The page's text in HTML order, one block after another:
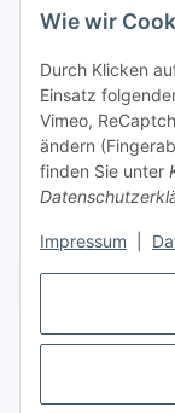
Wie wir
Durch Klicken
Einsatz
Vimeo,
ändern
finden Sie unter
Impressum
Interessante
Offizielle Osram